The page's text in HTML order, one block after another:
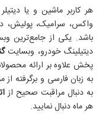
هر کاربر ماشین و یا
واکس، سرامیک، پولیش،
باشد. یکی از جامع‌ترین
دیتیلینگ خودرو، وبسایت
پخش علاوه بر ارائه
به زبان فارسی و برگرفته از
به دنبال مراقبت صحیح از
هر ماه دنبال نمایید.